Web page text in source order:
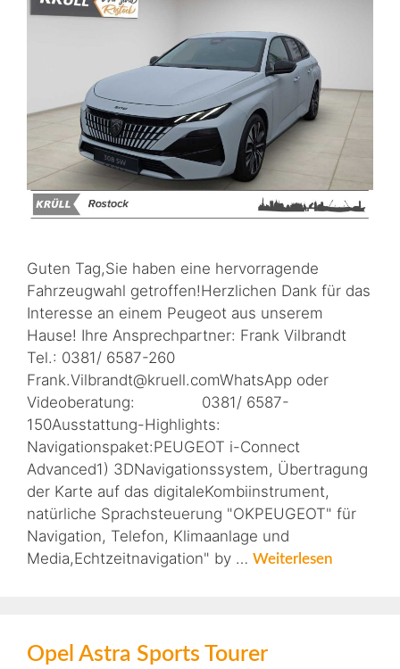
Guten Tag,Sie haben eine hervorragende
Fahrzeugwahl getroffen!Herzlichen Dank für das
Interesse an einem Peugeot aus unserem
Hause! Ihre Ansprechpartner: Frank Vilbrandt
Tel.: 0381/ 6587-260
Frank.Vilbrandt@kruell.comWhatsApp oder
Videoberatung: 0381/ 6587-
150Ausstattung-Highlights:
Navigationspaket:PEUGEOT i-Connect
Advanced1) 3DNavigationssystem, Übertragung
der Karte auf das digitaleKombiinstrument,
natürliche Sprachsteuerung "OKPEUGEOT" für
Navigation, Telefon, Klimaanlage und
Media,Echtzeitnavigation" by … Weiterlesen
Opel Astra Sports Tourer